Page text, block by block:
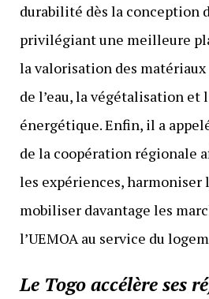
durabilité dès la conception
privilégiant une meilleure
la valorisation des
de l’eau, la végétalisation et
énergétique. Enfin, il a
de la coopération régionale
les expériences, harmoniser
mobiliser davantage les
l’UEMOA au service du
Le Togo accélère ses